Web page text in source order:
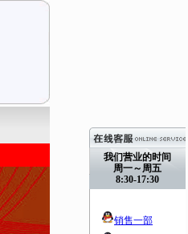
我们营业的时间
周一～周五
8:30-17:30
销售一部